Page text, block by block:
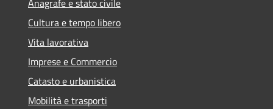
Cultura e tempo libero
Vita lavorativa
Imprese e Commercio
Catasto e urbanistica
Mobilità e trasporti